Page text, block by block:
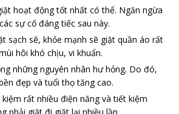
hoạt động tốt nhất có thể. Ngăn ngừa
sự cố đáng tiếc sau này.
sạch sẽ, khỏe mạnh sẽ giặt quần áo rất
hôi khó chịu, vi khuẩn.
những nguyên nhân hư hỏng. Do đó,
đẹp và tuổi thọ tăng cao.
rất nhiều điện năng và tiết kiệm
phải giặt đi giặt lại nhiều lần.